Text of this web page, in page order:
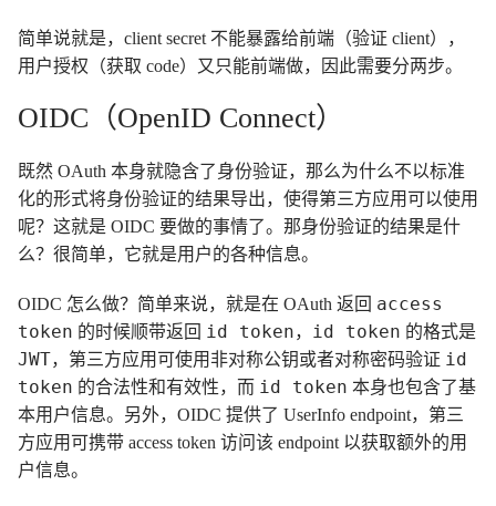
简单说就是，client secret 不能暴露给前端（验证 client），
用户授权（获取 code）又只能前端做，因此需要分两步。
OIDC（OpenID Connect）
既然 OAuth 本身就隐含了身份验证，那么为什么不以标准
化的形式将身份验证的结果导出，使得第三方应用可以使用
呢？这就是 OIDC 要做的事情了。那身份验证的结果是什
么？很简单，它就是用户的各种信息。
OIDC 怎么做？简单来说，就是在 OAuth 返回 access
token 的时候顺带返回 id token， id token 的格式是
JWT，第三方应用可使用非对称公钥或者对称密码验证 id
token 的合法性和有效性，而 id token 本身也包含了基
本用户信息。另外，OIDC 提供了 UserInfo endpoint，第三
方应用可携带 access token 访问该 endpoint 以获取额外的用
户信息。